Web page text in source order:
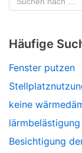
Häufige
Fenster putzen
keine
lärmbelästigung
Besichtigung